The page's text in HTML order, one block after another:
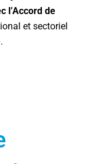
l’Accord de
et sectoriel